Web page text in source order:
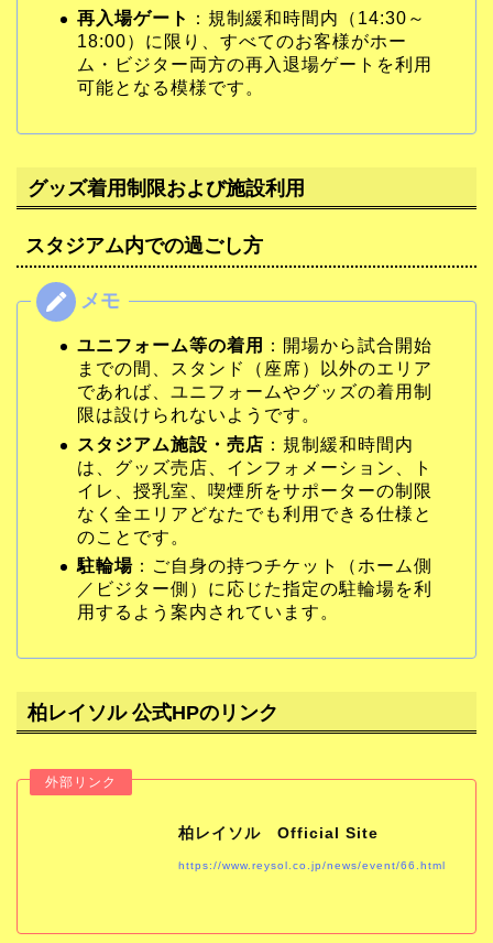
再入場ゲート
：規制緩和時間内（14:30～
18:00）に限り、すべてのお客様がホー
ム・ビジター両方の再入退場ゲートを利用
可能となる模様です。
グッズ着用制限および施設利用
スタジアム内での過ごし方
ユニフォーム等の着用
：開場から試合開始
までの間、スタンド（座席）以外のエリア
であれば、ユニフォームやグッズの着用制
限は設けられないようです。
スタジアム施設・売店 ：規制緩和時間内
は、グッズ売店、インフォメーション、ト
イレ、授乳室、喫煙所をサポーターの制限
なく全エリアどなたでも利用できる仕様と
のことです。
駐輪場 ：ご自身の持つチケット（ホーム側
／ビジター側）に応じた指定の駐輪場を利
用するよう案内されています。
柏レイソル 公式HPのリンク
柏レイソル Official Site
https://www.reysol.co.jp/news/event/66.html